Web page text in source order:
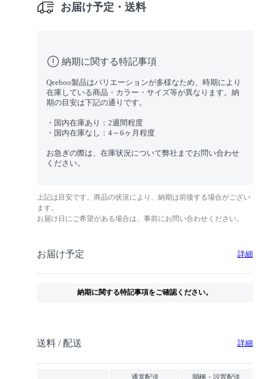
お届け予定・送料
納期に関する特記事項
Qeeboo製品はバリエーションが多様なため、時期により
在庫している商品・カラー・サイズ等が異なります。納
期の目安は下記の通りです。
・国内在庫あり：2週間程度
・国内在庫なし：4～6ヶ月程度
お急ぎの際は、在庫状況について弊社までお問い合わせ
ください。
上記は目安です。商品の状況により、納期は前後する場合がござい
ます。
お届け日にご希望がある場合は、事前にお問い合わせください。
お届け予定 詳細
納期に関する特記事項をご確認ください。
送料 / 配送 詳細
通常配送 開梱・設置配送